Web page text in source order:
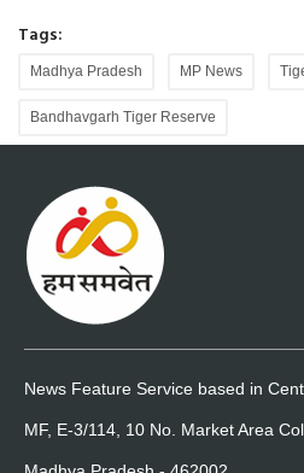
Tags:
Madhya Pradesh MP News
Bandhavgarh Tiger Reserve
News Feature Service based in
MF, E-3/114, 10 No. Market Area